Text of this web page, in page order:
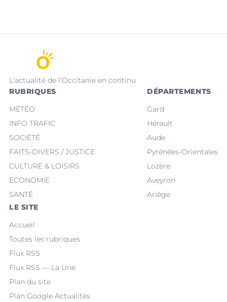
L'actualité de l'Occitanie en continu
RUBRIQUES
MÉTÉO
INFO TRAFIC
SOCIÉTÉ
FAITS-DIVERS / JUSTICE
CULTURE & LOISIRS
ECONOMIE
SANTÉ
DÉPARTEMENTS
Gard
Hérault
Aude
Pyrénées-Orientales
Lozère
Aveyron
Ariège
LE SITE
Accueil
Toutes les rubriques
Flux RSS
Flux RSS — La Une
Plan du site
Plan Google Actualités